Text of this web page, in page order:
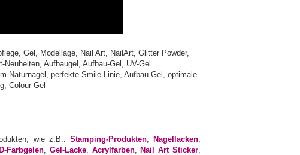
wie z.B.: Stamping-Produkten, Nagellacken,
Farbgelen, Gel-Lacke, Acrylfarben, Nail Art Sticker,